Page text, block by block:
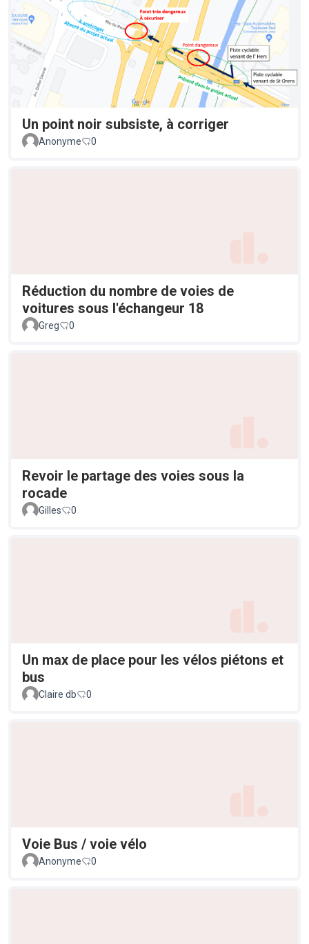
Un point noir subsiste, à corriger
Anonyme 0
Réduction du nombre de voies de
voitures sous l'échangeur 18
Greg 0
Revoir le partage des voies sous la
rocade
Gilles 0
Un max de place pour les vélos piétons et
bus
Claire db 0
Voie Bus / voie vélo
Anonyme 0